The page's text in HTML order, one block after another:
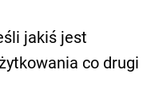
jakiś jest
co drugi